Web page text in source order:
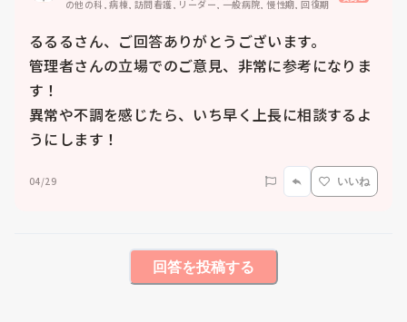
の他の科, 病棟, 訪問看護, リーダー, 一般病院, 慢性期, 回復期
るるるさん、ご回答ありがとうございます。
管理者さんの立場でのご意見、非常に参考になりま
す！
異常や不調を感じたら、いち早く上長に相談するよ
うにします！
04/29 いいね
回答を投稿する